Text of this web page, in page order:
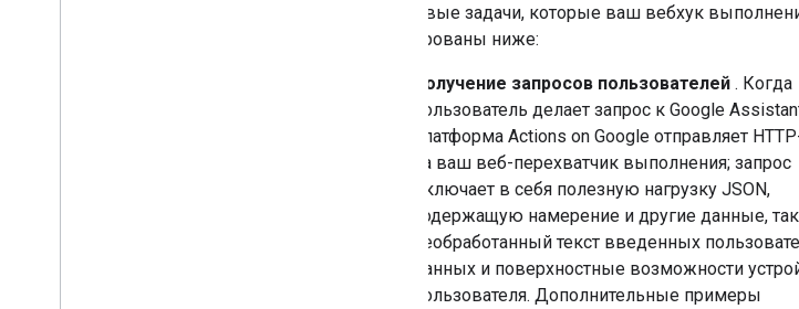
Ключевые задачи, которые ваш вебхук
суммированы ниже:
Получение запросов пользователей . Когда
пользователь делает запрос к Google
платформа Actions on Google отправляет
на ваш веб-перехватчик выполнения; запрос
включает в себя полезную нагрузку JSON,
содержащую намерение и другие данные,
необработанный текст введенных
данных и поверхностные возможности
пользователя. Дополнительные примеры